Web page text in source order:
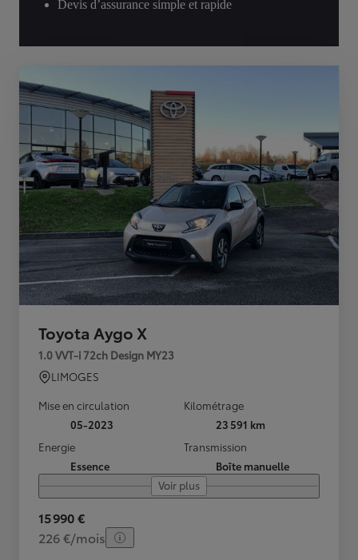
Devis d’assurance simple et rapide
Toyota Aygo X
1.0 VVT-i 72ch Design MY23
LIMOGES
Mise en circulation
05-2023
Kilométrage
23 591 km
Energie
Essence
Transmission
Boîte manuelle
Voir plus
15 990 €
226 €/mois